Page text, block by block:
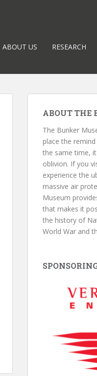
ABOUT US RESEARCH
ABOUT THE
The Bunker
place the
the same time,
oblivion. If you
experience the
massive air
Museum
that makes it
the history of
World War and